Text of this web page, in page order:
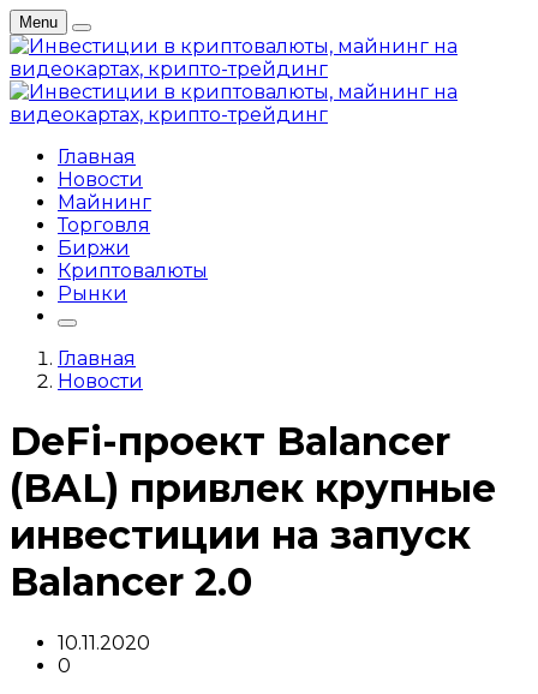
Menu
Главная
Новости
Майнинг
Торговля
Биржи
Криптовалюты
Рынки
Главная
Новости
DeFi-проект Balancer
(BAL) привлек крупные
инвестиции на запуск
Balancer 2.0
10.11.2020
0